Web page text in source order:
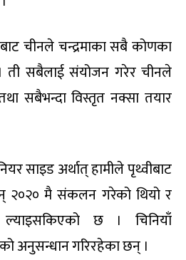
चीनले चन्द्रमाका सबै कोणका
ती सबैलाई संयोजन गरेर चीनले
सबैभन्दा विस्तृत नक्सा तयार
साइड अर्थात् हामीले पृथ्वीबाट
२०२० मै संकलन गरेको थियो र
छ । चिनियाँ
अनुसन्धान गरिरहेका छन् ।